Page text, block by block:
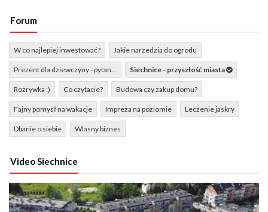
Forum
W co najlepiej inwestować? Jakie narzedzia do ogrodu
Prezent dla dziewczyny - pytan... Siechnice - przyszłość miasta
Rozrywka :) Co czytacie? Budowa czy zakup domu?
Fajny pomysł na wakacje Impreza na poziomie Leczenie jaskry
Dbanie o siebie Wlasny biznes
Video Siechnice